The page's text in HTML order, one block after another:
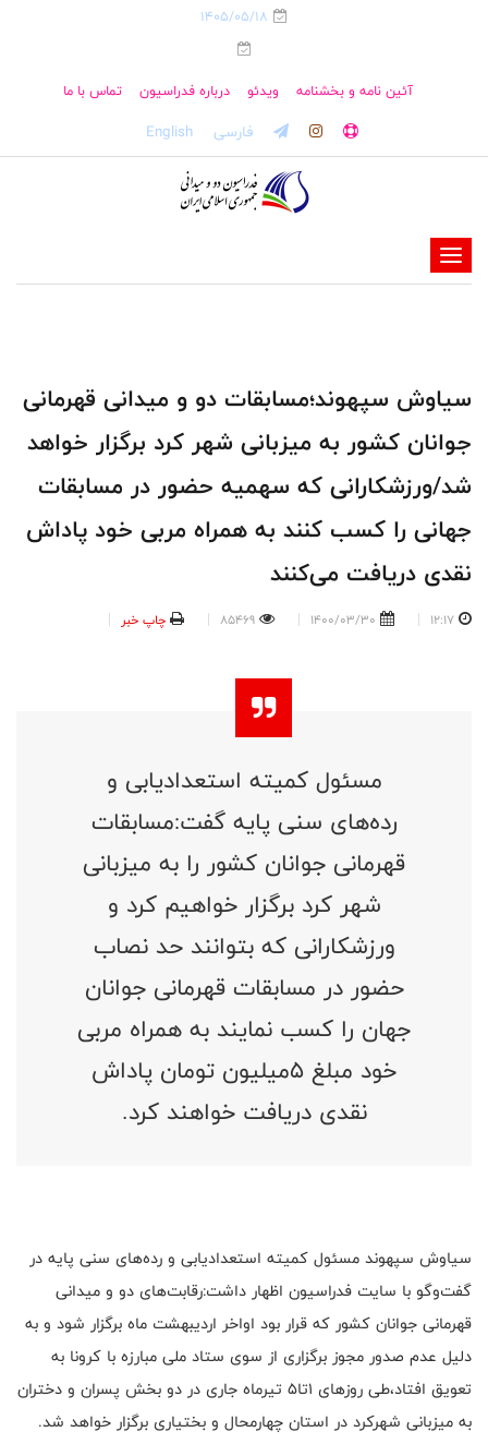
1405/05/18
آئین نامه و بخشنامه ویدئو درباره فدراسیون تماس با ما
فارسی English
-
-
-
سیاوش سپهوند؛مسابقات دو و میدانی قهرمانی
جوانان کشور به میزبانی شهر کرد برگزار خواهد
شد/ورزشکارانی که سهمیه حضور در مسابقات
جهانی را کسب کنند به همراه مربی خود پاداش
نقدی دریافت می‌کنند
12:17
1400/03/30
85469 چاپ خبر
مسئول کمیته استعدادیابی و
رده‌های سنی پایه گفت:مسابقات
قهرمانی جوانان کشور را به میزبانی
شهر کرد برگزار خواهیم کرد و
ورزشکارانی که بتوانند حد نصاب
حضور در مسابقات قهرمانی جوانان
جهان را کسب نمایند به همراه مربی
خود مبلغ ۵میلیون تومان پاداش
نقدی دریافت خواهند کرد.
سیاوش سپهوند مسئول کمیته استعدادیابی و رده‌های سنی پایه در
گفت‌وگو با سایت فدراسیون اظهار داشت:رقابت‌های دو و میدانی
قهرمانی جوانان کشور که قرار بود اواخر اردیبهشت ماه برگزار شود و به
دلیل عدم صدور مجوز برگزاری از سوی ستاد ملی مبارزه با کرونا به
تعویق افتاد،طی روزهای ۱تا۵ تیرماه جاری در دو بخش پسران و دختران
به میزبانی شهرکرد در استان چهارمحال و بختیاری برگزار خواهد شد.